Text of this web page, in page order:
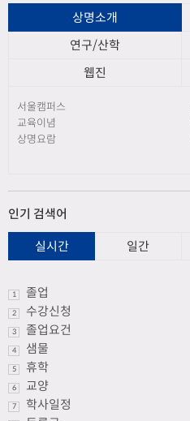
상명소개
연구/산학
웹진
서울캠퍼스
교육이념
상명요람
인기 검색어
실시간 일간
1 졸업
2 수강신청
3 졸업요건
4 샘물
5 휴학
6 교양
7 학사일정